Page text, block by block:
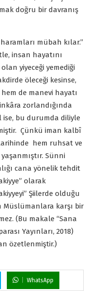
doğru bir davranış
mübah kılar.”
insan hayatını
yiyeceği yemediği
öleceği kesinse,
de manevi hayatı
zorlandığında
bu durumda diliyle
Çünkü iman kalbî
hem ruhsat ve
Sünni
cana yönelik tehdit
olarak
Şiilerde olduğu
Müslümanlara karşı bir
(Bu makale “Sana
Yayınları, 2018)
özetlenmiştir.)
WhatsApp